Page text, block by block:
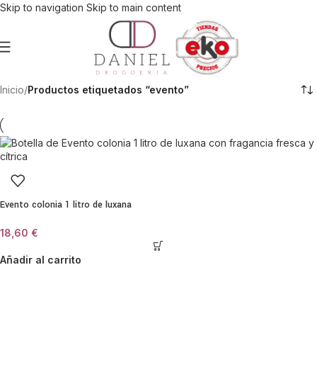
Skip to navigation Skip to main content
Inicio/Productos etiquetados “evento”
Evento colonia 1 litro de luxana
18,60 €
Añadir al carrito